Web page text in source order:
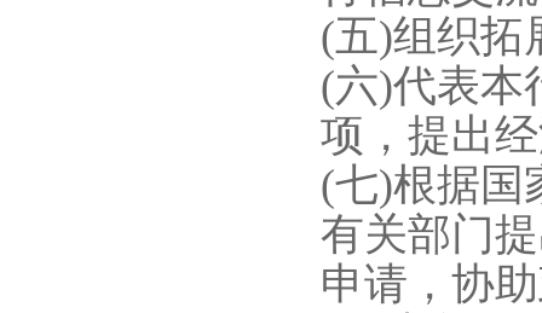
(五)组织拓
(六)代表本
项，提出
(七)根据国
有关部门
申请，协